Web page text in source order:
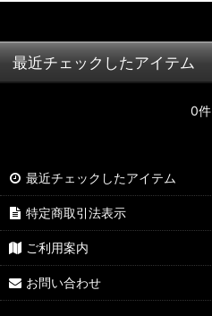
最近チェックしたアイテム
0件
最近チェックしたアイテム
特定商取引法表示
ご利用案内
お問い合わせ